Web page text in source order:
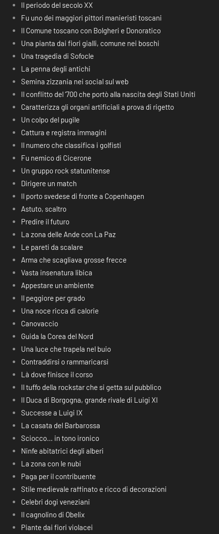
Il periodo del secolo XX
Fu uno dei maggiori pittori manieristi toscani
Il Comune toscano con Bolgheri e Donoratico
Una pianta dai fiori gialli, comune nei boschi
Una tragedia di Sofocle
La penna degli antichi
Semina zizzania nei social sul web
Il conflitto del ‘700 che portò alla nascita degli Stati Uniti
Caratterizza gli organi artificiali a prova di rigetto
Un colpo del pugile
Cattura e registra immagini
Il numero che classifica i golfisti
Fu nemico di Cicerone
Un gruppo rock statunitense
Dirigere un match
Il porto svedese di fronte a Copenhagen
Astuto, scaltro
Predire il futuro
La zona delle Ande con La Paz
Le pareti da scalare
Arma che scagliava grosse frecce
Vasta insenatura libica
Appestare un ambiente
Il peggiore per grado
Una noce ricca di calorie
Canovaccio
Guida la Corea del Nord
Una luce che trapela nel buio
Contraddirsi o rammaricarsi
Là dove finisce il corso
Il tuffo della rockstar che si getta sul pubblico
Il Duca di Borgogna, grande rivale di Luigi XI
Successe a Luigi IX
La casata del Barbarossa
Sciocco… in tono ironico
Ninfe abitatrici degli alberi
La zona con le nubi
Paga per il contribuente
Stile medievale raffinato e ricco di decorazioni
Celebri dogi veneziani
Il cagnolino di Obelix
Piante dai fiori violacei